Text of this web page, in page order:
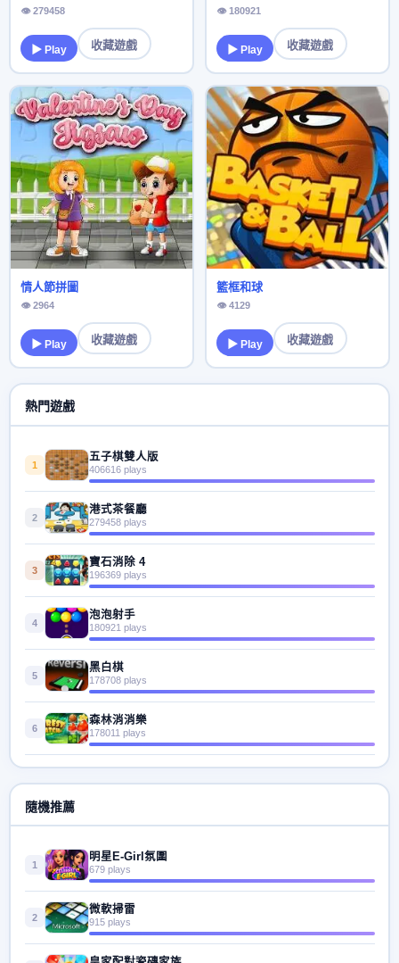
👁 279458
▶ Play 收藏遊戲
👁 180921
▶ Play 收藏遊戲
情人節拼圖
👁 2964
▶ Play 收藏遊戲
籃框和球
👁 4129
▶ Play 收藏遊戲
熱門遊戲
1
五子棋雙人版
406616 plays
2
港式茶餐廳
279458 plays
3
寶石消除 4
196369 plays
4
泡泡射手
180921 plays
5
黑白棋
178708 plays
6
森林消消樂
178011 plays
隨機推薦
1
明星E-Girl氛圍
679 plays
2
微軟掃雷
915 plays